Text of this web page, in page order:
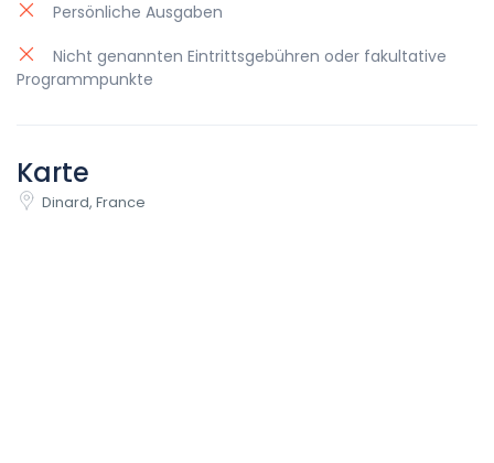
Persönliche Ausgaben
Nicht genannten Eintrittsgebühren oder fakultative
Programmpunkte
Karte
Dinard, France